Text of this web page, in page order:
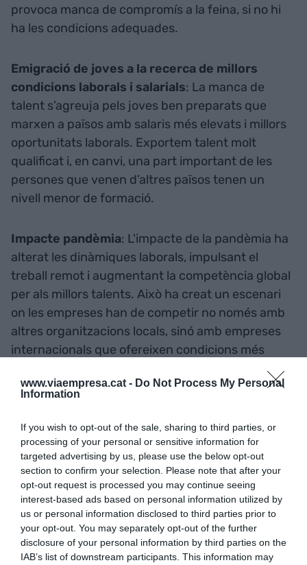
www.viaempresa.cat - Do Not Process My Personal
Information
If you wish to opt-out of the sale, sharing to third parties, or
processing of your personal or sensitive information for
targeted advertising by us, please use the below opt-out
section to confirm your selection. Please note that after your
opt-out request is processed you may continue seeing
interest-based ads based on personal information utilized by
us or personal information disclosed to third parties prior to
your opt-out. You may separately opt-out of the further
disclosure of your personal information by third parties on the
IAB’s list of downstream participants. This information may
provoca manca de compromís a la feina, si no hi
ha les condicions adequades.
Emigració de joves a la recerca de millors
condicions laborals i salarials: La manca de
talent s’agreuja pels joves ben preparats que
marxen a països amb salaris més elevats i millors
oportunitats laborals. Exportem talent molt
qualificat i, en canvi, una part important de les
persones que venen d’altres països tenen un
nivell menor de formació.
Impacte pandèmia: L'impacte de la pandèmia ha
alterat les dinàmiques laborals, impulsant el
treball remot i augmentant la competència global
per als millors talents. Això ha creat un escenari
on les empreses han de competir no només amb
altres organitzacions locals, sinó amb empreses
internacionals que ofereixen condicions més
teletreballar bona part de la jornada laboral és
Síndrome deburnout(persones cremades a
l’empresa): Està vinculat a l'estrès crònic en
l'àmbit laboral, manifestant-se amb esgotament
físic i mental; i desconnexió emocional. Aquesta
síndrome, que s’ha agreujat arran de la covid,
provoca baix rendiment, errors freqüents,
absències i molta rotació a les empreses.